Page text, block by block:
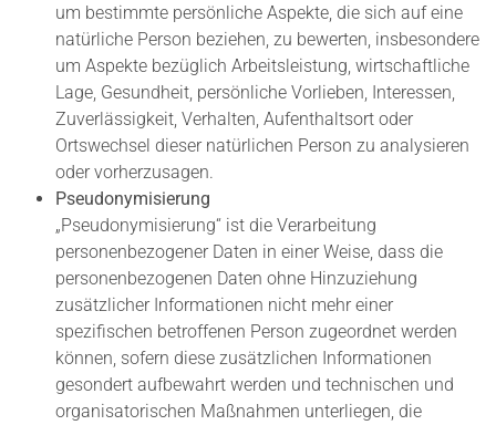
um bestimmte persönliche Aspekte, die sich auf eine
natürliche Person beziehen, zu bewerten, insbesondere
um Aspekte bezüglich Arbeitsleistung, wirtschaftliche
Lage, Gesundheit, persönliche Vorlieben, Interessen,
Zuverlässigkeit, Verhalten, Aufenthaltsort oder
Ortswechsel dieser natürlichen Person zu analysieren
oder vorherzusagen.
Pseudonymisierung
„Pseudonymisierung“ ist die Verarbeitung
personenbezogener Daten in einer Weise, dass die
personenbezogenen Daten ohne Hinzuziehung
zusätzlicher Informationen nicht mehr einer
spezifischen betroffenen Person zugeordnet werden
können, sofern diese zusätzlichen Informationen
gesondert aufbewahrt werden und technischen und
organisatorischen Maßnahmen unterliegen, die